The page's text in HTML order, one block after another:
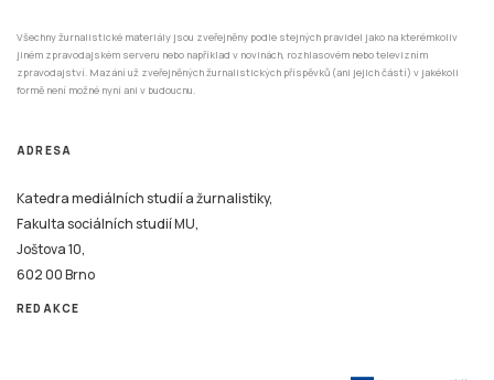
Všechny žurnalistické materiály jsou zveřejněny podle stejných pravidel jako na kterémkoliv
jiném zpravodajském serveru nebo například v novinách, rozhlasovém nebo televizním
zpravodajství. Mazání už zveřejněných žurnalistických příspěvků (ani jejich částí) v jakékoli
formě není možné nyní ani v budoucnu.
ADRESA
Katedra mediálních studií a žurnalistiky,
Fakulta sociálních studií MU,
Joštova 10,
602 00 Brno
REDAKCE